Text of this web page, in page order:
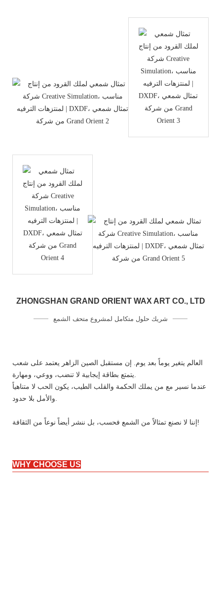
ZHONGSHAN GRAND ORIENT WAX ART CO., LTD
شريك حلول متكامل لمشروع متحف الشمع
العالم يتغير يوماً بعد يوم. إن مستقبل الصين الزاهر يعتمد على شعب
عندما نسير مع من يملك الحكمة والقلب الطيب، يكون الحب لا متناهياً
إننا لا نصنع تمثالاً من الشمع فحسب، بل ننشر أيضاً نوعاً من الثقافة!
WHY CHOOSE US